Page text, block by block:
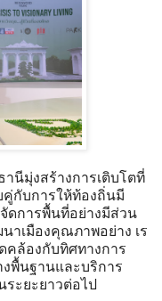
นีมุ่งสร้างการเติบโตที่
คู่กับการให้ท้องถิ่นมี
ดการพื้นที่อย่างมีส่วน
าเมืองคุณภาพอย่าง เร
คล้องกับทิศทางการ
พื้นฐานและบริการ
ะยะยาวต่อไป